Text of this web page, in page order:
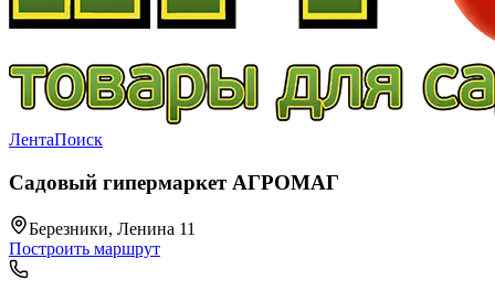
ЛентаПоиск
Садовый гипермаркет АГРОМАГ
Березники, Ленина 11
Построить маршрут